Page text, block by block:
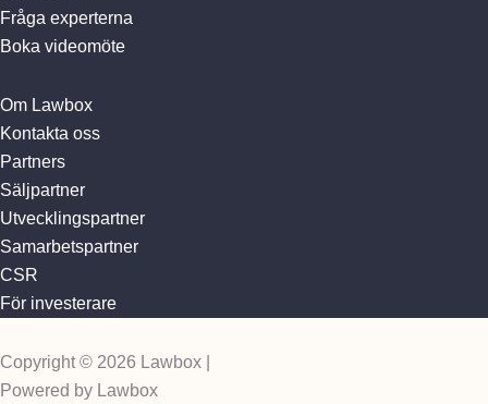
Fråga experterna
Boka videomöte
Om Lawbox
Kontakta oss
Partners
Säljpartner
Utvecklingspartner
Samarbetspartner
CSR
För investerare
Copyright © 2026 Lawbox |
Powered by Lawbox